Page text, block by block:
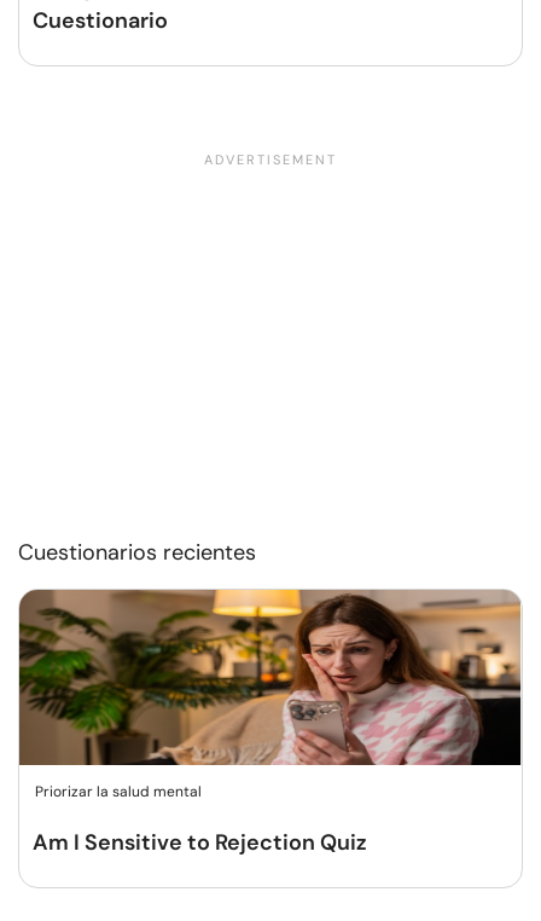
Cuestionario
Cuestionarios recientes
Priorizar la salud mental
Am I Sensitive to Rejection Quiz